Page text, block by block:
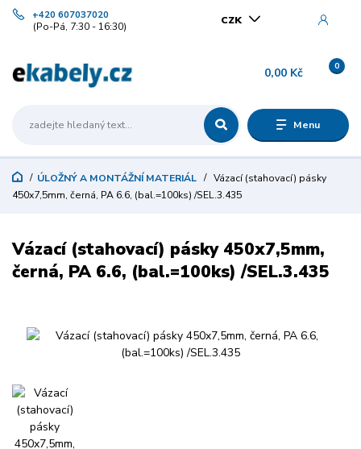
Menu
CZK
+420 607037020
(Po-Pá, 7:30 - 16:30)
0
0,00 Kč
ÚLOŽNÝ A MONTÁŽNÍ MATERIÁL
Vázací (stahovací) pásky
450x7,5mm, černá, PA 6.6, (bal.=100ks) /SEL.3.435
Vázací (stahovací) pásky 450x7,5mm,
černá, PA 6.6, (bal.=100ks) /SEL.3.435